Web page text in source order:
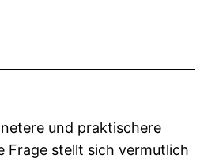
und praktischere
Frage stellt sich vermutlich